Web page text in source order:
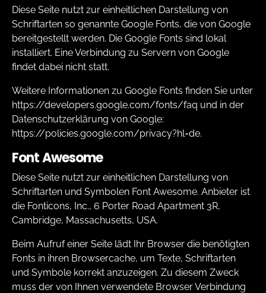
Diese Seite nutzt zur einheitlichen Darstellung von
Schriftarten so genannte Google Fonts, die von Google
bereitgestellt werden. Die Google Fonts sind lokal
installiert. Eine Verbindung zu Servern von Google
findet dabei nicht statt.
Weitere Informationen zu Google Fonts finden Sie unter
https://developers.google.com/fonts/faq und in der
Datenschutzerklärung von Google:
https://policies.google.com/privacy?hl=de.
Font Awesome
Diese Seite nutzt zur einheitlichen Darstellung von
Schriftarten und Symbolen Font Awesome. Anbieter ist
die Fonticons, Inc., 6 Porter Road Apartment 3R,
Cambridge, Massachusetts, USA.
Beim Aufruf einer Seite lädt Ihr Browser die benötigten
Fonts in ihren Browsercache, um Texte, Schriftarten
und Symbole korrekt anzuzeigen. Zu diesem Zweck
muss der von Ihnen verwendete Browser Verbindung